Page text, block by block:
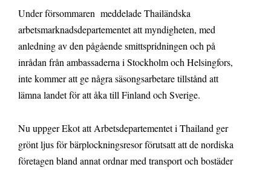
Under försommaren meddelade Thailändska
arbetsmarknadsdepartementet att myndigheten, med
anledning av den pågående smittspridningen och på
inrådan från ambassaderna i Stockholm och Helsingfors,
inte kommer att ge några säsongsarbetare tillstånd att
lämna landet för att åka till Finland och Sverige.
Nu uppger Ekot att Arbetsdepartementet i Thailand ger
grönt ljus för bärplockningsresor förutsatt att de nordiska
företagen bland annat ordnar med transport och bostäder